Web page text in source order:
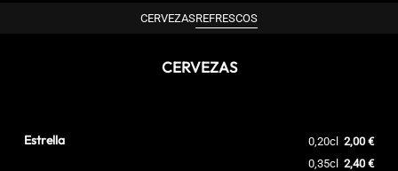
CERVEZASREFRESCOS
CERVEZAS
Estrella 0,20cl
2,00 €
0,35cl 2,40 €